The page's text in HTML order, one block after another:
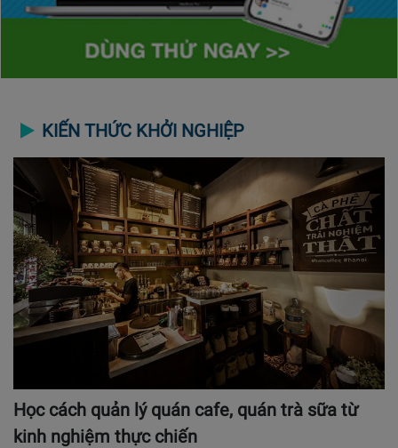
KIẾN THỨC KHỞI NGHIỆP
Học cách quản lý quán cafe, quán trà sữa từ
kinh nghiệm thực chiến